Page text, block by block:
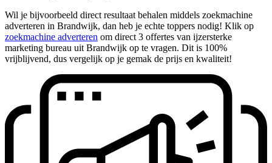
Wil je bijvoorbeeld direct resultaat behalen middels zoekmachine
adverteren in Brandwijk, dan heb je echte toppers nodig! Klik op
zoekmachine adverteren om direct 3 offertes van ijzersterke
marketing bureau uit Brandwijk op te vragen. Dit is 100%
vrijblijvend, dus vergelijk op je gemak de prijs en kwaliteit!